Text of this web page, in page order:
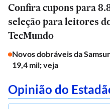
Confira cupons para
seleção para leitores
TecMundo
Novos dobráveis da
19,4 mil; veja
Opinião do